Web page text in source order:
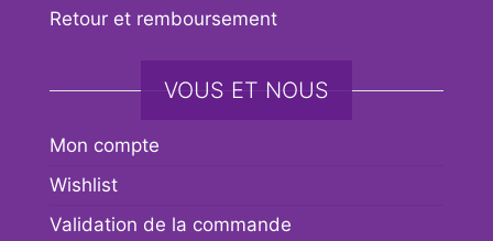
Retour et remboursement
VOUS ET NOUS
Mon compte
Wishlist
Validation de la commande